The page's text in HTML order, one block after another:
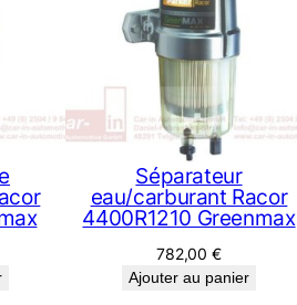
Séparateur
eau/carburant Racor
4400R1210 Greenmax
782,00€
Ajouter au panier